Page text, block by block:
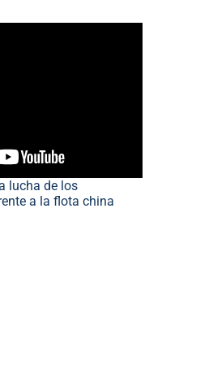
lucha de los
a la flota china